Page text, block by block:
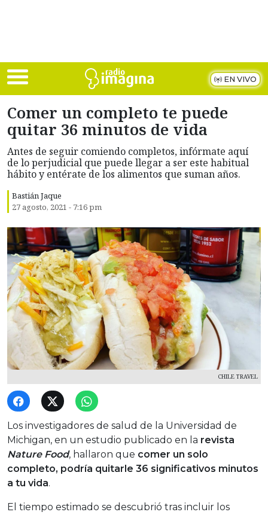
EN VIVO
Comer un completo te puede
quitar 36 minutos de vida
Antes de seguir comiendo completos, infórmate aquí
de lo perjudicial que puede llegar a ser este habitual
hábito y entérate de los alimentos que suman años.
Bastián Jaque
27 agosto, 2021 - 7:16 pm
CHILE TRAVEL
Los investigadores de salud de la Universidad de
Michigan, en un estudio publicado en la revista
Nature Food, hallaron que comer un solo
completo, podría quitarle 36 significativos minutos
a tu vida.
El tiempo estimado se descubrió tras incluir los